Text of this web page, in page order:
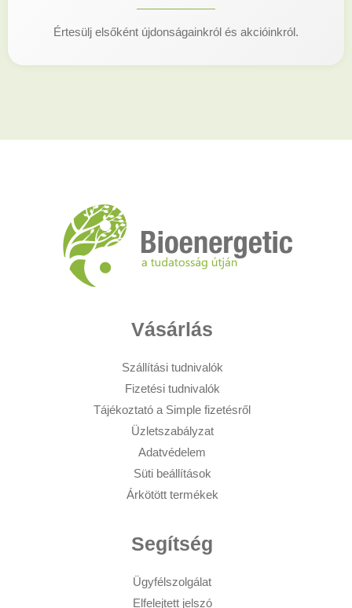
Értesülj elsőként újdonságainkról és akcióinkról.
Vásárlás
Szállítási tudnivalók
Fizetési tudnivalók
Tájékoztató a Simple fizetésről
Üzletszabályzat
Adatvédelem
Süti beállítások
Árkötött termékek
Segítség
Ügyfélszolgálat
Elfelejtett jelszó